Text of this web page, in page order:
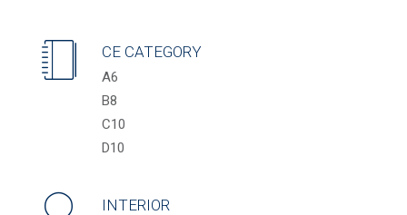
CE CATEGORY
A6
B8
C10
D10
INTERIOR